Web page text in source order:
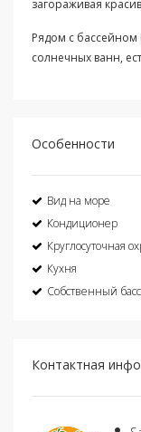
загораживая
Рядом с бассейном
солнечных ванн,
Особенности
Вид на море
Кондиционер
Круглосуточная
Кухня
Собственный
Контактная